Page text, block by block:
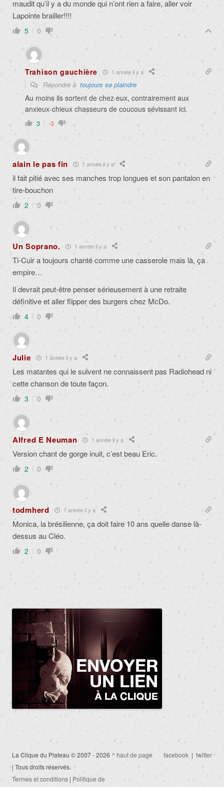
maudit qu’il y a du monde qui n’ont rien a faire, aller voir
Lapointe brailler!!!!
5 0
Trahison gauchière 1 année il y a
Répondre à toujours se plaindre
Au moins ils sortent de chez eux, contrairement aux
anxieux-chieux chasseurs de coucous sévissant ici.
3 -3
alain le pas fin 1 année il y a
il fait pitié avec ses manches trop longues et son pantalon en
tire-bouchon
2 0
Un Soprano. 1 année il y a
Ti-Cuir a toujours chanté comme une casserole mais là, ça
empire…
Il devrait peut-être penser sérieusement à une retraite
définitive et aller flipper des burgers chez McDo.
4 0
Julie 1 année il y a
Les matantes qui le suivent ne connaissent pas Radiohead ni
cette chanson de toute façon.
3 0
Alfred E Neuman 1 année il y a
Version chant de gorge inuit, c’est beau Eric.
2 0
todmherd 1 année il y a
Monica, la brésilienne, ça doit faire 10 ans quelle danse là-
dessus au Cléo.
2 0
La Clique du Plateau © 2007 - 2026
| Tous droits réservés.
Termes et conditions | Politique de
^ haut de page facebook | twitter